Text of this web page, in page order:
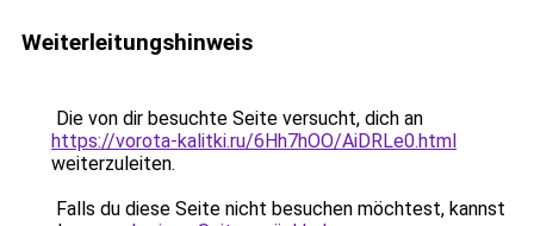
Weiterleitungshinweis
Die von dir besuchte Seite versucht, dich an
https://vorota-kalitki.ru/6Hh7hOO/AiDRLe0.html
weiterzuleiten.
Falls du diese Seite nicht besuchen möchtest, kannst